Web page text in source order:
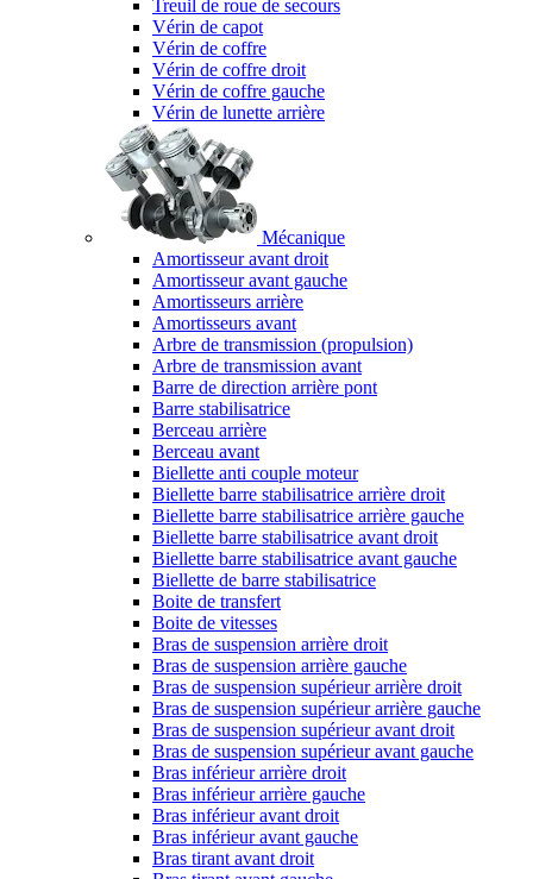
Treuil de roue de secours
Vérin de capot
Vérin de coffre
Vérin de coffre droit
Vérin de coffre gauche
Vérin de lunette arrière
Mécanique
Amortisseur avant droit
Amortisseur avant gauche
Amortisseurs arrière
Amortisseurs avant
Arbre de transmission (propulsion)
Arbre de transmission avant
Barre de direction arrière pont
Barre stabilisatrice
Berceau arrière
Berceau avant
Biellette anti couple moteur
Biellette barre stabilisatrice arrière droit
Biellette barre stabilisatrice arrière gauche
Biellette barre stabilisatrice avant droit
Biellette barre stabilisatrice avant gauche
Biellette de barre stabilisatrice
Boite de transfert
Boite de vitesses
Bras de suspension arrière droit
Bras de suspension arrière gauche
Bras de suspension supérieur arrière droit
Bras de suspension supérieur arrière gauche
Bras de suspension supérieur avant droit
Bras de suspension supérieur avant gauche
Bras inférieur arrière droit
Bras inférieur arrière gauche
Bras inférieur avant droit
Bras inférieur avant gauche
Bras tirant avant droit